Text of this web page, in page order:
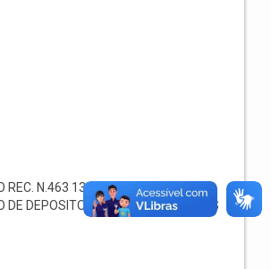
REC. N.463 1321.00.1.1.05
DE DEPOSITOS BANCARIOS OUTROS